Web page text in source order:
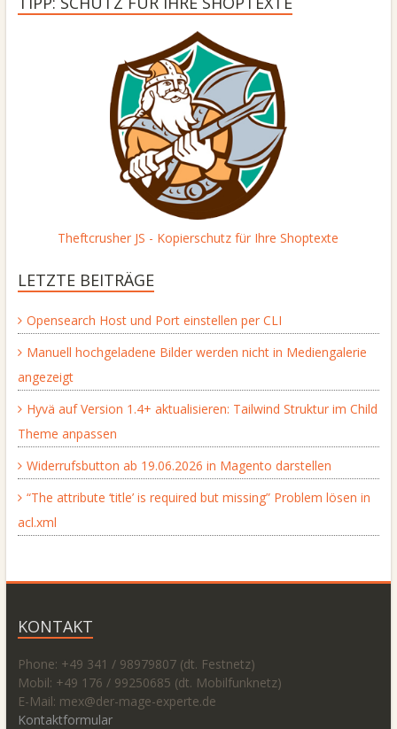
Theftcrusher JS - Kopierschutz für Ihre Shoptexte
LETZTE BEITRÄGE
Opensearch Host und Port einstellen per CLI
Manuell hochgeladene Bilder werden nicht in Mediengalerie
angezeigt
Hyvä auf Version 1.4+ aktualisieren: Tailwind Struktur im Child
Theme anpassen
Widerrufsbutton ab 19.06.2026 in Magento darstellen
“The attribute ‘title’ is required but missing” Problem lösen in
acl.xml
KONTAKT
Phone: +49 341 / 98979807 (dt. Festnetz)
Mobil: +49 176 / 99250685 (dt. Mobilfunknetz)
E-Mail: mex@der-mage-experte.de
Kontaktformular